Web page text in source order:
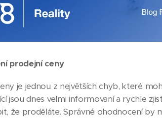
prodejní ceny
je jednou z největších chyb, které
jsou dnes velmi informovaní a rychle
že proděláte. Správné ohodnocení by